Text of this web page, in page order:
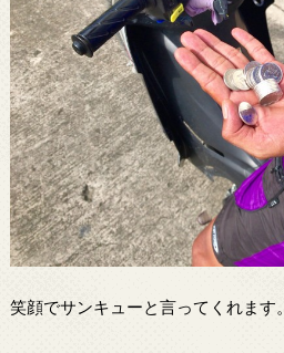
笑顔でサンキューと言ってくれます。